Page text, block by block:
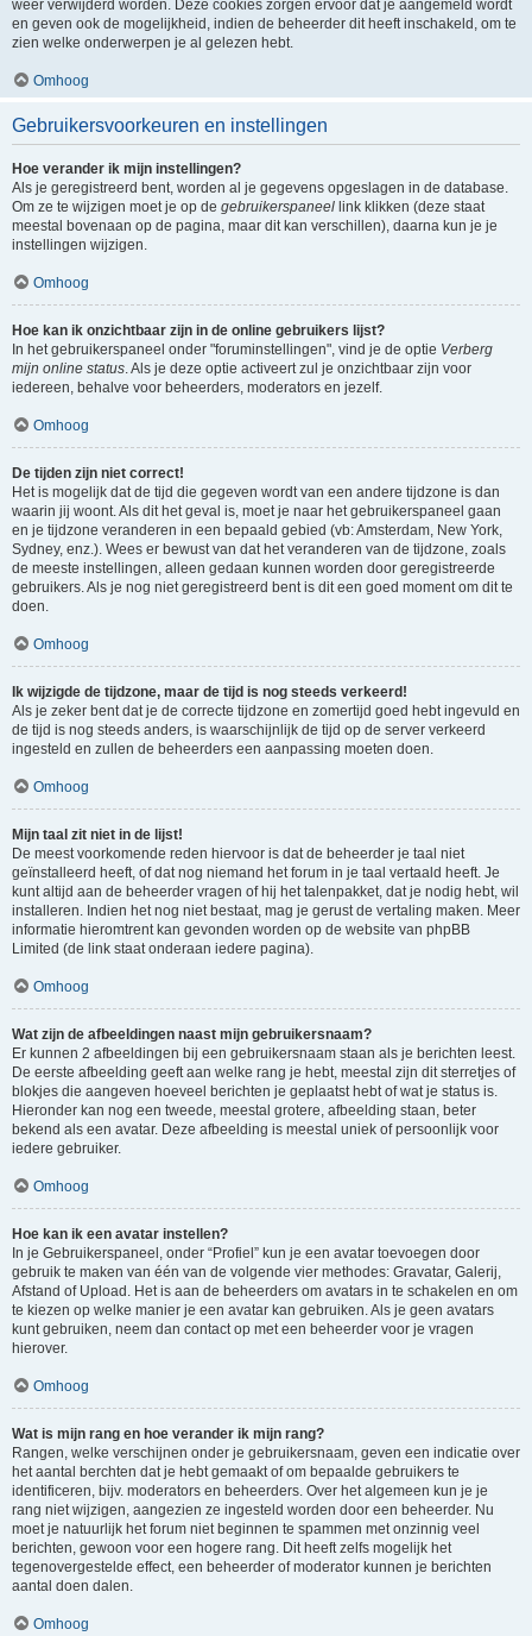
weer verwijderd worden. Deze cookies zorgen ervoor dat je aangemeld wordt
en geven ook de mogelijkheid, indien de beheerder dit heeft inschakeld, om te
zien welke onderwerpen je al gelezen hebt.
Omhoog
Gebruikersvoorkeuren en instellingen
Hoe verander ik mijn instellingen?
Als je geregistreerd bent, worden al je gegevens opgeslagen in de database.
Om ze te wijzigen moet je op de gebruikerspaneel link klikken (deze staat
meestal bovenaan op de pagina, maar dit kan verschillen), daarna kun je je
instellingen wijzigen.
Omhoog
Hoe kan ik onzichtbaar zijn in de online gebruikers lijst?
In het gebruikerspaneel onder "foruminstellingen", vind je de optie Verberg
mijn online status. Als je deze optie activeert zul je onzichtbaar zijn voor
iedereen, behalve voor beheerders, moderators en jezelf.
Omhoog
De tijden zijn niet correct!
Het is mogelijk dat de tijd die gegeven wordt van een andere tijdzone is dan
waarin jij woont. Als dit het geval is, moet je naar het gebruikerspaneel gaan
en je tijdzone veranderen in een bepaald gebied (vb: Amsterdam, New York,
Sydney, enz.). Wees er bewust van dat het veranderen van de tijdzone, zoals
de meeste instellingen, alleen gedaan kunnen worden door geregistreerde
gebruikers. Als je nog niet geregistreerd bent is dit een goed moment om dit te
doen.
Omhoog
Ik wijzigde de tijdzone, maar de tijd is nog steeds verkeerd!
Als je zeker bent dat je de correcte tijdzone en zomertijd goed hebt ingevuld en
de tijd is nog steeds anders, is waarschijnlijk de tijd op de server verkeerd
ingesteld en zullen de beheerders een aanpassing moeten doen.
Omhoog
Mijn taal zit niet in de lijst!
De meest voorkomende reden hiervoor is dat de beheerder je taal niet
geïnstalleerd heeft, of dat nog niemand het forum in je taal vertaald heeft. Je
kunt altijd aan de beheerder vragen of hij het talenpakket, dat je nodig hebt, wil
installeren. Indien het nog niet bestaat, mag je gerust de vertaling maken. Meer
informatie hieromtrent kan gevonden worden op de website van phpBB
Limited (de link staat onderaan iedere pagina).
Omhoog
Wat zijn de afbeeldingen naast mijn gebruikersnaam?
Er kunnen 2 afbeeldingen bij een gebruikersnaam staan als je berichten leest.
De eerste afbeelding geeft aan welke rang je hebt, meestal zijn dit sterretjes of
blokjes die aangeven hoeveel berichten je geplaatst hebt of wat je status is.
Hieronder kan nog een tweede, meestal grotere, afbeelding staan, beter
bekend als een avatar. Deze afbeelding is meestal uniek of persoonlijk voor
iedere gebruiker.
Omhoog
Hoe kan ik een avatar instellen?
In je Gebruikerspaneel, onder “Profiel” kun je een avatar toevoegen door
gebruik te maken van één van de volgende vier methodes: Gravatar, Galerij,
Afstand of Upload. Het is aan de beheerders om avatars in te schakelen en om
te kiezen op welke manier je een avatar kan gebruiken. Als je geen avatars
kunt gebruiken, neem dan contact op met een beheerder voor je vragen
hierover.
Omhoog
Wat is mijn rang en hoe verander ik mijn rang?
Rangen, welke verschijnen onder je gebruikersnaam, geven een indicatie over
het aantal berchten dat je hebt gemaakt of om bepaalde gebruikers te
identificeren, bijv. moderators en beheerders. Over het algemeen kun je je
rang niet wijzigen, aangezien ze ingesteld worden door een beheerder. Nu
moet je natuurlijk het forum niet beginnen te spammen met onzinnig veel
berichten, gewoon voor een hogere rang. Dit heeft zelfs mogelijk het
tegenovergestelde effect, een beheerder of moderator kunnen je berichten
aantal doen dalen.
Omhoog